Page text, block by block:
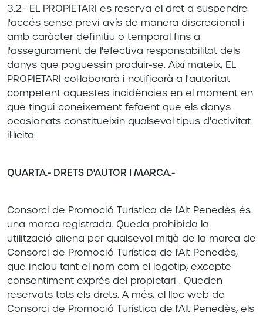
3.2.- EL PROPIETARI es reserva el dret a suspendre
l'accés sense previ avís de manera discrecional i
amb caràcter definitiu o temporal fins a
l'assegurament de l'efectiva responsabilitat dels
danys que poguessin produir-se. Així mateix, EL
PROPIETARI col·laborarà i notificarà a l'autoritat
competent aquestes incidències en el moment en
què tingui coneixement fefaent que els danys
ocasionats constitueixin qualsevol tipus d'activitat
il·lícita.
QUARTA.- DRETS D'AUTOR I MARCA.-
Consorci de Promoció Turística de l'Alt Penedès és
una marca registrada. Queda prohibida la
utilització aliena per qualsevol mitjà de la marca de
Consorci de Promoció Turística de l'Alt Penedès,
que inclou tant el nom com el logotip, excepte
consentiment exprés del propietari . Queden
reservats tots els drets. A més, el lloc web de
Consorci de Promoció Turística de l'Alt Penedès, els